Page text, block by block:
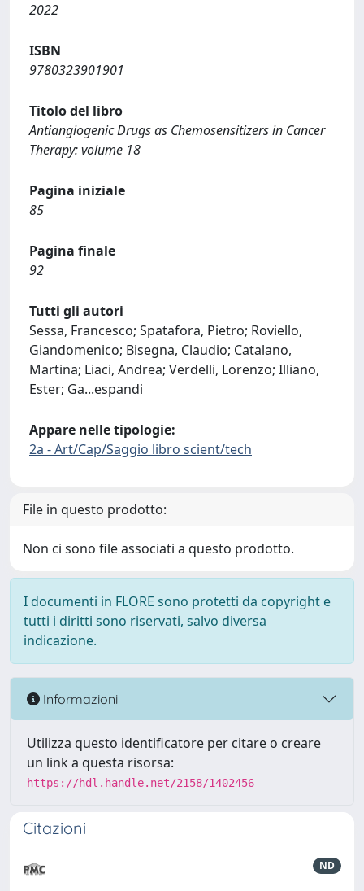
2022
ISBN
9780323901901
Titolo del libro
Antiangiogenic Drugs as Chemosensitizers in Cancer
Therapy: volume 18
Pagina iniziale
85
Pagina finale
92
Tutti gli autori
Sessa, Francesco; Spatafora, Pietro; Roviello,
Giandomenico; Bisegna, Claudio; Catalano,
Martina; Liaci, Andrea; Verdelli, Lorenzo; Illiano,
Ester; Ga...espandi
Appare nelle tipologie:
2a - Art/Cap/Saggio libro scient/tech
File in questo prodotto:
Non ci sono file associati a questo prodotto.
I documenti in FLORE sono protetti da copyright e
tutti i diritti sono riservati, salvo diversa
indicazione.
Informazioni
Utilizza questo identificatore per citare o creare
un link a questa risorsa:
https://hdl.handle.net/2158/1402456
Citazioni
ND